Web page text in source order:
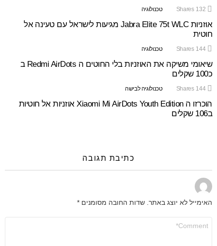
132
Shares טכנולוגיה
אוזניות Jabra Elite 75t WLC מגיעות לישראל עם טעינה אל
חוטית
144
Shares טכנולוגיה
שיאומי משיקה את האוזניות בלי החוטים ה Redmi AirDots ב
כ100 שקלים
144
Shares טכנולוגיה לבישה
הוכרזו ה Xiaomi Mi AirDots Youth Edition אוזניות אל חוטיות
ב106 שקלים
כתיבת תגובה
האימייל לא יוצג באתר. שדות החובה מסומנים *
שלך